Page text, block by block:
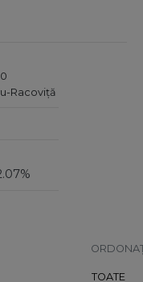
Racoviță